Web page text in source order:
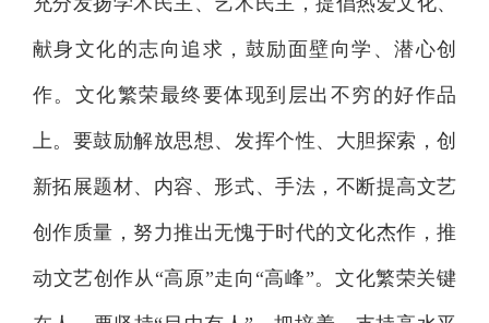
献身文化的志向追求，鼓励面壁向学、潜心创
作。文化繁荣最终要体现到层出不穷的好作品
上。要鼓励解放思想、发挥个性、大胆探索，创
新拓展题材、内容、形式、手法，不断提高文艺
创作质量，努力推出无愧于时代的文化杰作，推
动文艺创作从“高原”走向“高峰”。文化繁荣关键